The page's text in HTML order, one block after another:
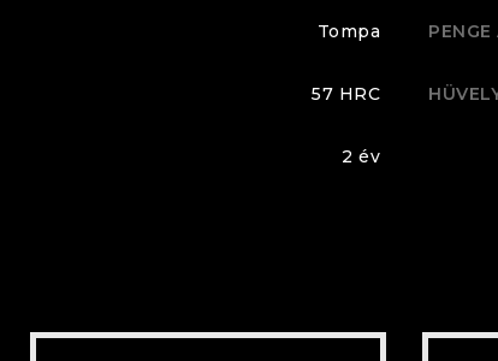
Tompa PENGE
57 HRC
2 év